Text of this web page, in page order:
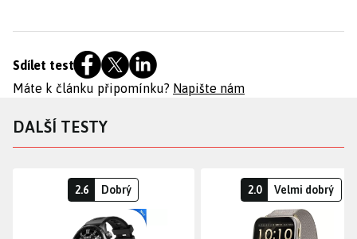
Sdílet test
Máte k článku připomínku? Napište nám
DALŠÍ TESTY
2.6 Dobrý 2.0 Velmi dobrý